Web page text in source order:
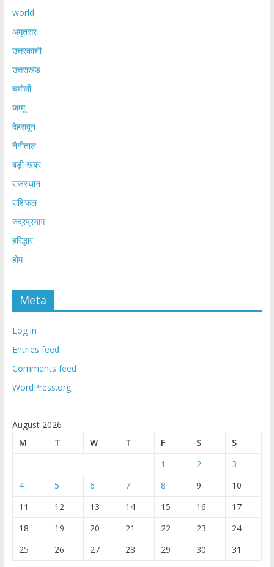
world
अमृतसर
उत्तरकाशी
उत्तराखंड
चमोली
जम्मू
देहरादून
नैनीताल
बड़ी खबर
राजस्थान
राशिफल
रुद्रप्रयाग
हरिद्धार
होम
Meta
Log in
Entries feed
Comments feed
WordPress.org
August 2026
M
T W T F S
S
1
2
3
4
5 6 7 8 9
10
11
12 13 14 15 16
17
18
19 20 21 22 23
24
25
26 27 28 29 30 31